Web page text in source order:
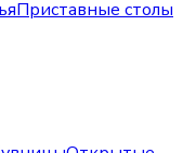
Приставные столы